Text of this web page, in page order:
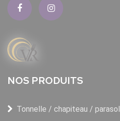
NOS PRODUITS
Tonnelle / chapiteau / parasol